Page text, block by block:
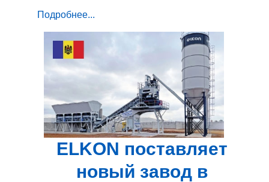
Подробнее...
ELKON поставляет
новый завод в